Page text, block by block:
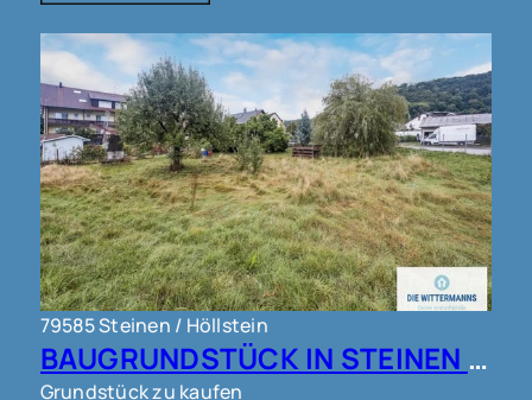
79585 Steinen / Höllstein
BAUGRUNDSTÜCK IN STEINEN !!!
Grundstück zu kaufen